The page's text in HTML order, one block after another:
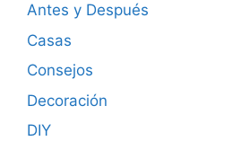
Antes y Después
Casas
Consejos
Decoración
DIY